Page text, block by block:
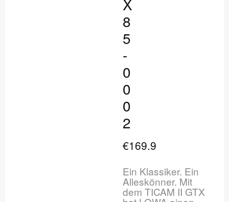
X
8
5
-
0
0
0
2
€169.9
Ein Klassiker. Ein
Alleskönner. Mit
dem TICAM II GTX